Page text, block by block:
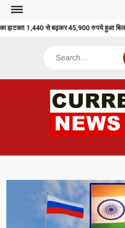
Skip
content1,440 से बढ़कर 45,900 रुपये हुआ बिल
Search